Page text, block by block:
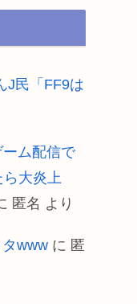
J民「FF9は
ム配信で
大炎上
匿名 より
www に 匿